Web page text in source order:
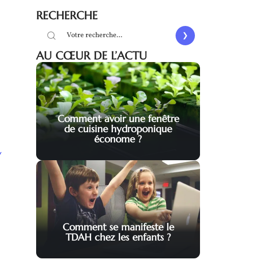
RECHERCHE
AU CŒUR DE L’ACTU
Comment avoir une fenêtre
de cuisine hydroponique
économe ?
Comment se manifeste le
TDAH chez les enfants ?